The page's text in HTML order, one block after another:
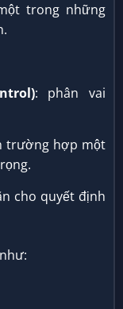
trong những
: phân vai
trường hợp một
cho quyết định